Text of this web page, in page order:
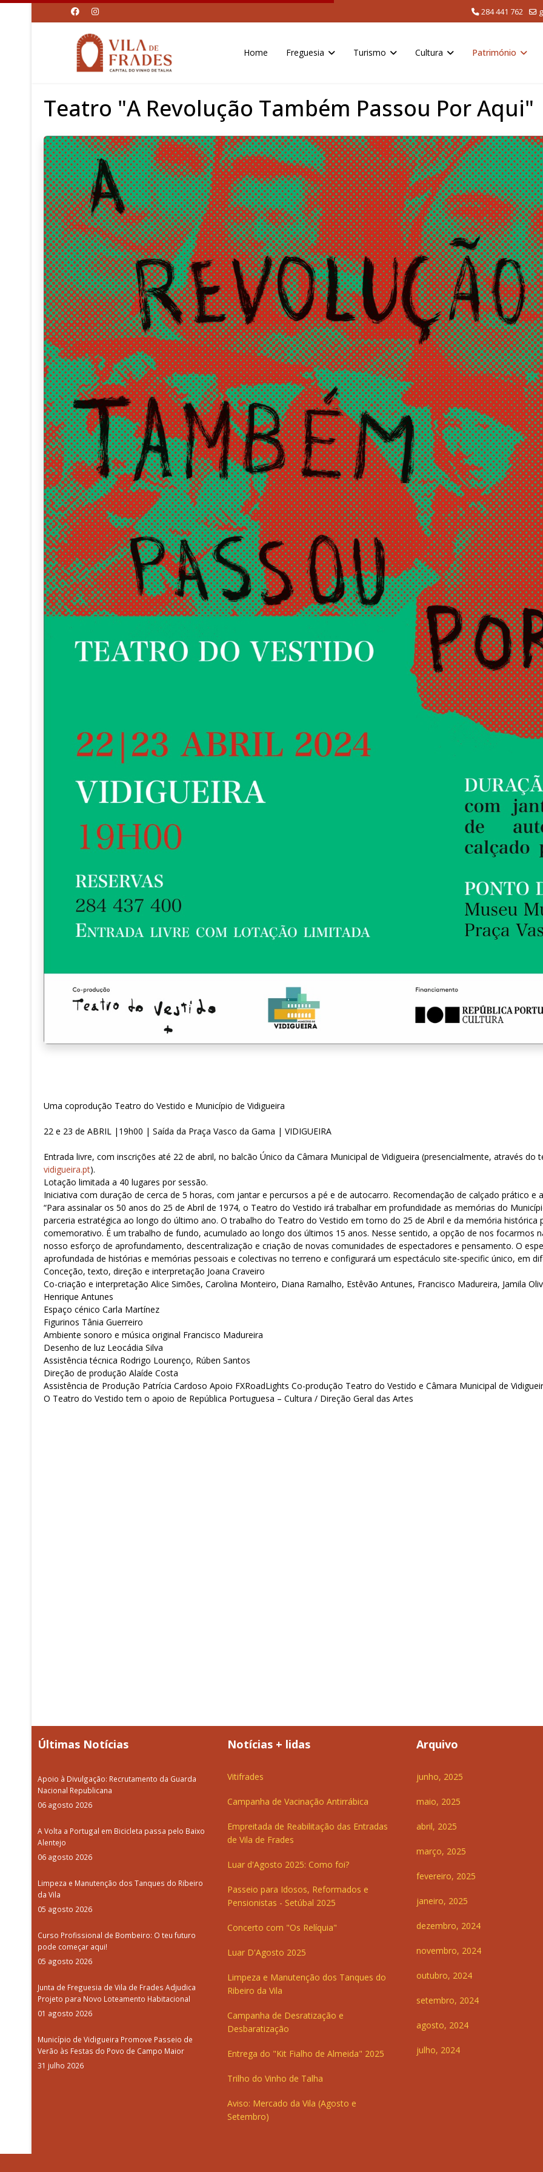
284 441 762
Home Freguesia Turismo Cultura Património
Teatro "A Revolução Também Passou Por Aqui"
Uma coprodução Teatro do Vestido e Município de Vidigueira
22 e 23 de ABRIL |19h00 | Saída da Praça Vasco da Gama | VIDIGUEIRA
Entrada livre, com inscrições até 22 de abril, no balcão Único da Câmara Municipal de Vidigueira (presencialmente, através
vidigueira.pt).
Lotação limitada a 40 lugares por sessão.
Iniciativa com duração de cerca de 5 horas, com jantar e percursos a pé e de autocarro. Recomendação de calçado prático e
“Para assinalar os 50 anos do 25 de Abril de 1974, o Teatro do Vestido irá trabalhar em profundidade as memórias do
parceria estratégica ao longo do último ano. O trabalho do Teatro do Vestido em torno do 25 de Abril e da memória histórica
comemorativo. É um trabalho de fundo, acumulado ao longo dos últimos 15 anos. Nesse sentido, a opção de nos focarmos
nosso esforço de aprofundamento, descentralização e criação de novas comunidades de espectadores e pensamento. O
aprofundada de histórias e memórias pessoais e colectivas no terreno e configurará um espectáculo site-specific único, em
Conceção, texto, direção e interpretação Joana Craveiro
Co-criação e interpretação Alice Simões, Carolina Monteiro, Diana Ramalho, Estêvão Antunes, Francisco Madureira, Jamila
Henrique Antunes
Espaço cénico Carla Martínez
Figurinos Tânia Guerreiro
Ambiente sonoro e música original Francisco Madureira
Desenho de luz Leocádia Silva
Assistência técnica Rodrigo Lourenço, Rúben Santos
Direção de produção Alaíde Costa
Assistência de Produção Patrícia Cardoso Apoio FXRoadLights Co-produção Teatro do Vestido e Câmara Municipal de
O Teatro do Vestido tem o apoio de República Portuguesa – Cultura / Direção Geral das Artes
Últimas Notícias
Apoio à Divulgação: Recrutamento da Guarda
Nacional Republicana
06 agosto 2026
A Volta a Portugal em Bicicleta passa pelo Baixo
Alentejo
06 agosto 2026
Limpeza e Manutenção dos Tanques do Ribeiro
da Vila
05 agosto 2026
Curso Profissional de Bombeiro: O teu futuro
pode começar aqui!
05 agosto 2026
Junta de Freguesia de Vila de Frades Adjudica
Projeto para Novo Loteamento Habitacional
01 agosto 2026
Município de Vidigueira Promove Passeio de
Verão às Festas do Povo de Campo Maior
31 julho 2026
Notícias + lidas
Vitifrades
Campanha de Vacinação Antirrábica
Empreitada de Reabilitação das Entradas
de Vila de Frades
Luar d'Agosto 2025: Como foi?
Passeio para Idosos, Reformados e
Pensionistas - Setúbal 2025
Concerto com "Os Relíquia"
Luar D'Agosto 2025
Limpeza e Manutenção dos Tanques do
Ribeiro da Vila
Campanha de Desratização e
Desbaratização
Entrega do "Kit Fialho de Almeida" 2025
Trilho do Vinho de Talha
Aviso: Mercado da Vila (Agosto e
Setembro)
Arquivo
junho, 2025
maio, 2025
abril, 2025
março, 2025
fevereiro, 2025
janeiro, 2025
dezembro, 2024
novembro, 2024
outubro, 2024
setembro, 2024
agosto, 2024
julho, 2024